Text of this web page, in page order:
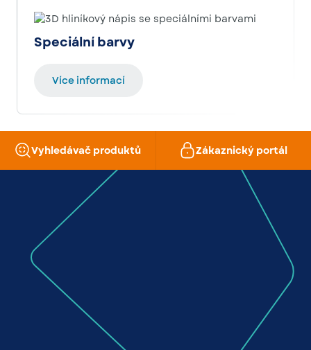
Speciální barvy
Více informací
Vyhledávač produktů Zákaznický portál